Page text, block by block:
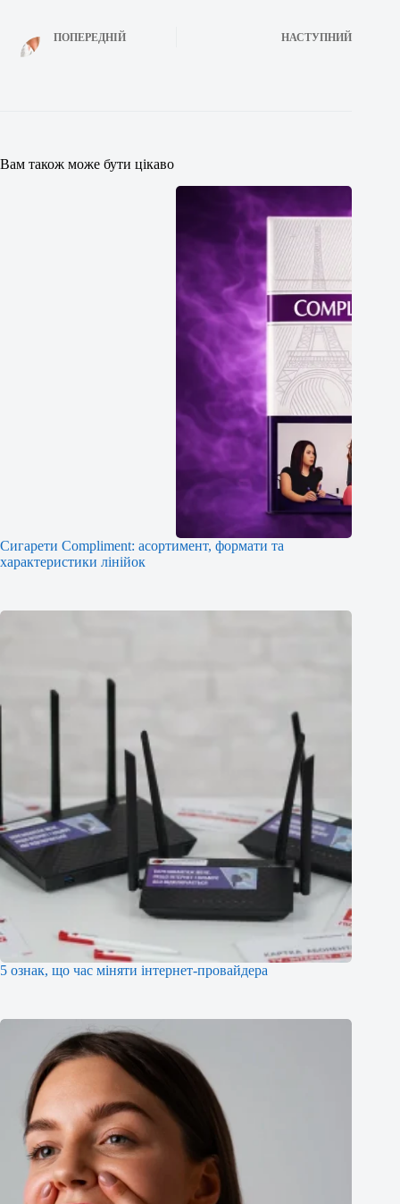
ПОПЕРЕДНІЙ НАСТУПНИЙ
Вам також може бути цікаво
Сигарети Compliment: асортимент, формати та
характеристики лінійок
5 ознак, що час міняти інтернет-провайдера